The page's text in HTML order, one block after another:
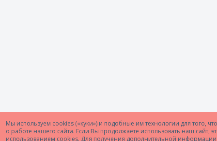
Мы используем cookies («куки») и подобные им технологии для того,
о работе нашего сайта. Если Вы продолжаете использовать наш сайт,
использованием cookies. Для получения дополнительной